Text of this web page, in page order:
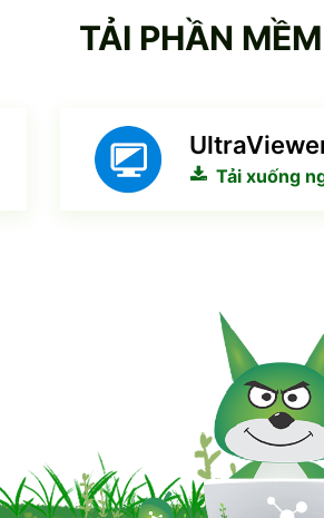
TẢI PHẦN
Tải xuống